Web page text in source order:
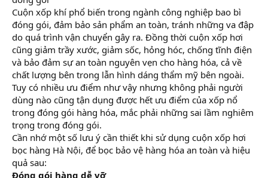
Cuộn xốp khí phổ biến trong ngành công nghiệp bao bì
đóng gói, đảm bảo sản phẩm an toàn, tránh những va đập
do quá trình vận chuyển gây ra. Đồng thời cuộn xốp hơi
cũng giảm trầy xước, giảm sốc, hỏng hóc, chống tĩnh điện
và bảo đảm sự an toàn nguyên vẹn cho hàng hóa, cả về
chất lượng bên trong lẫn hình dáng thẩm mỹ bên ngoài.
Tuy có nhiều ưu điểm như vậy nhưng không phải người
dùng nào cũng tận dụng được hết ưu điểm của xốp nổ
trong đóng gói hàng hóa, mắc phải những sai lầm nghiêm
trọng trong đóng gói.
Cần nhớ một số lưu ý cần thiết khi sử dụng cuộn xốp hơi
bọc hàng Hà Nội, để bọc bảo vệ hàng hóa an toàn và hiệu
quả sau:
Đóng gói hàng dễ vỡ